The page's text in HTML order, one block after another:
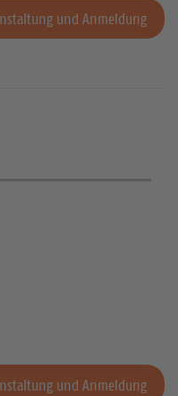
und Anmeldung
und Anmeldung